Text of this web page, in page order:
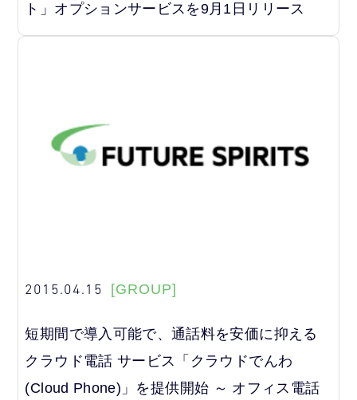
ト」オプションサービスを9月1日リリース
2015.04.15 [GROUP]
短期間で導入可能で、通話料を安価に抑える
クラウド電話 サービス「クラウドでんわ
(Cloud Phone)」を提供開始 ～ オフィス電話